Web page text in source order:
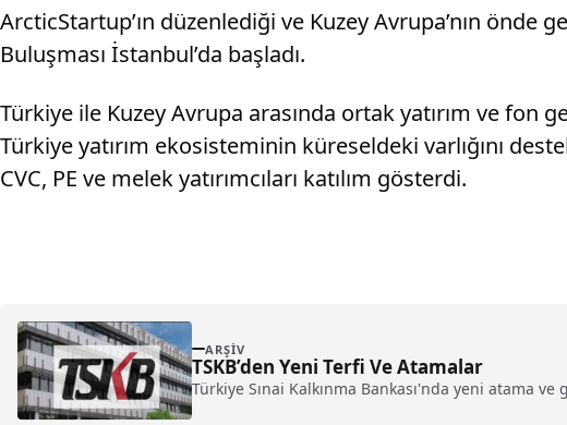
ArcticStartup’ın düzenlediği ve Kuzey Avrupa’nın önde
Buluşması İstanbul’da başladı.
Türkiye ile Kuzey Avrupa arasında ortak yatırım ve fon
Türkiye yatırım ekosisteminin küreseldeki varlığını
CVC, PE ve melek yatırımcıları katılım gösterdi.
ARŞIV
TSKB’den Yeni Terfi Ve Atamalar
Türkiye Sınai Kalkınma Bankası'nda yeni atama